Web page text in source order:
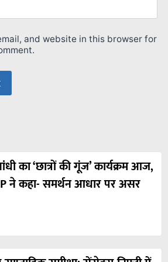
and website in this browser for
का ‘छात्रों की गूंज’ कार्यक्रम आज,
ने कहा- समर्थन आधार पर असर